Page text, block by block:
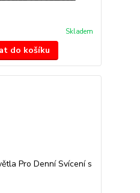
Skladem
do košíku